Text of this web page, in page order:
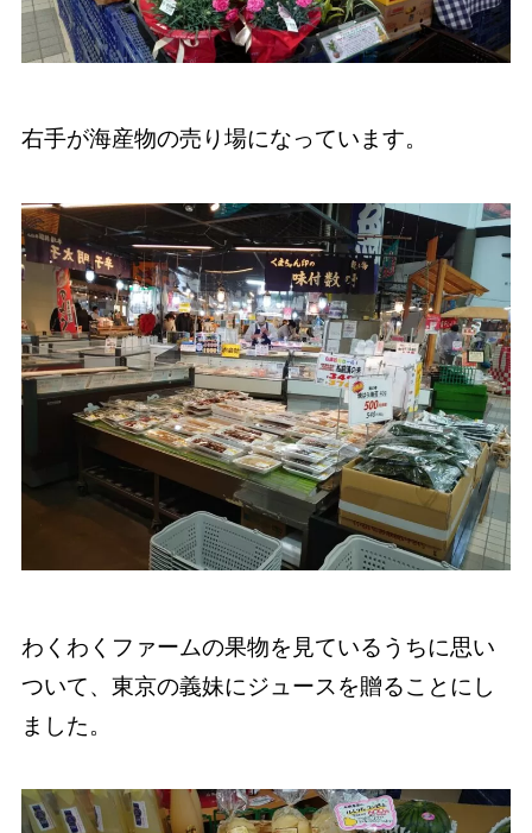
右手が海産物の売り場になっています。
わくわくファームの果物を見ているうちに思い
ついて、東京の義妹にジュースを贈ることにし
ました。